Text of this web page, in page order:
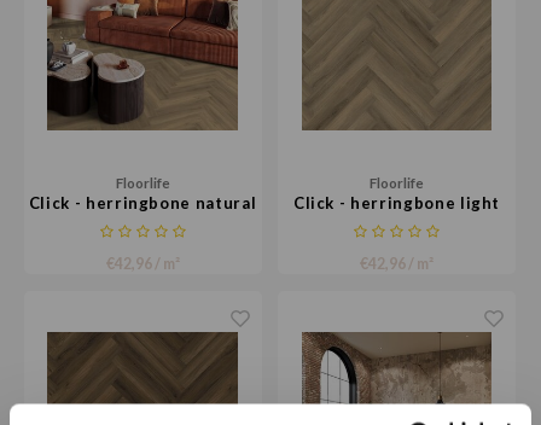
Floorlife
Click - herringbone natural
€42,96 / m²
Floorlife
Click - herringbone light
brown
€42,96 / m²